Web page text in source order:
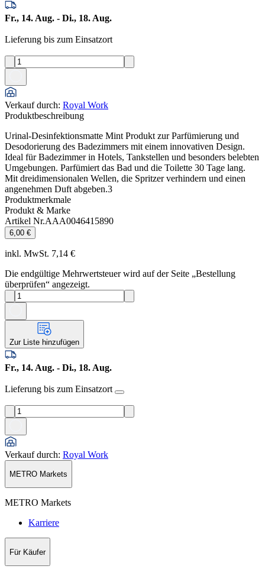
Fr., 14. Aug. - Di., 18. Aug.
Lieferung bis zum Einsatzort
Verkauf durch: Royal Work
Produktbeschreibung
Urinal-Desinfektionsmatte Mint Produkt zur Parfümierung und
Desodorierung des Badezimmers mit einem innovativen Design.
Ideal für Badezimmer in Hotels, Tankstellen und besonders belebten
Umgebungen. Parfümiert das Bad und die Toilette 30 Tage lang.
Mit dreidimensionalen Wellen, die Spritzer verhindern und einen
angenehmen Duft abgeben.3
Produktmerkmale
Produkt & Marke
Artikel Nr.AAA0046415890
6,00 €
inkl. MwSt. 7,14 €
Die endgültige Mehrwertsteuer wird auf der Seite „Bestellung
überprüfen“ angezeigt.
Zur Liste hinzufügen
Fr., 14. Aug. - Di., 18. Aug.
Lieferung bis zum Einsatzort
Verkauf durch: Royal Work
METRO Markets
METRO Markets
Karriere
Für Käufer